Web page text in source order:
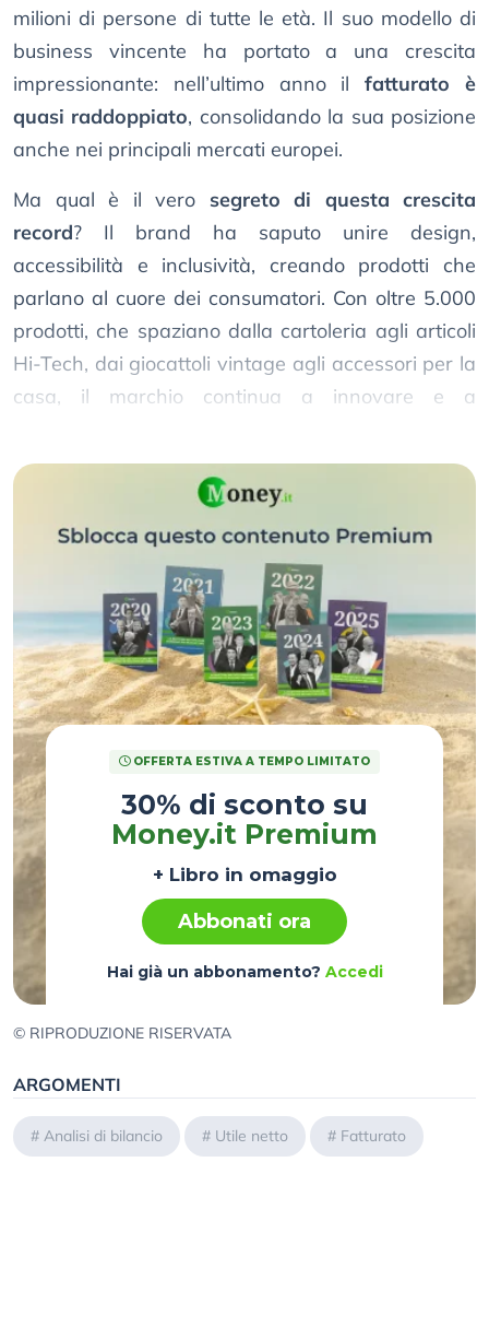
milioni di persone di tutte le età. Il suo modello di
business vincente ha portato a una crescita
impressionante: nell’ultimo anno ilfatturato è
quasi raddoppiato, consolidando la sua posizione
anche nei principali mercati europei.
Ma qual è il vero segreto di questa crescita
record? Il brand ha saputo unire design,
accessibilità e inclusività, creando prodotti che
parlano al cuore dei consumatori. Con oltre 5.000
prodotti, che spaziano dalla cartoleria agli articoli
Hi-Tech, dai giocattoli vintage agli accessori per la
casa, il marchio continua a innovare e a
OFFERTA ESTIVA A TEMPO LIMITATO
30% di sconto su
Money.it Premium
+ Libro in omaggio
Abbonati ora
Hai già un abbonamento? Accedi
© RIPRODUZIONE RISERVATA
ARGOMENTI
# Analisi di bilancio # Utile netto # Fatturato